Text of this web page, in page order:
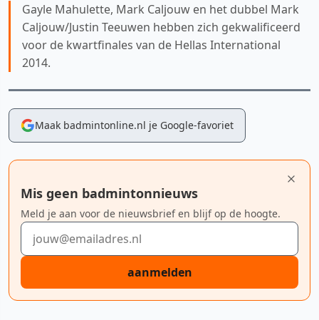
Gayle Mahulette, Mark Caljouw en het dubbel Mark
Caljouw/Justin Teeuwen hebben zich gekwalificeerd
voor de kwartfinales van de Hellas International
2014.
Maak badmintonline.nl je Google-favoriet
Mis geen badmintonnieuws
Meld je aan voor de nieuwsbrief en blijf op de hoogte.
E-mailadres
aanmelden